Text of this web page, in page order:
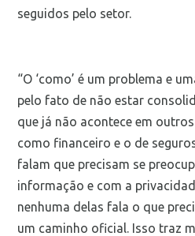
seguidos pelo setor.
“O ‘como’ é um problema e
pelo fato de não estar
que já não acontece em
como financeiro e o de
falam que precisam se
informação e com a
nenhuma delas fala o que
um caminho oficial. Isso traz